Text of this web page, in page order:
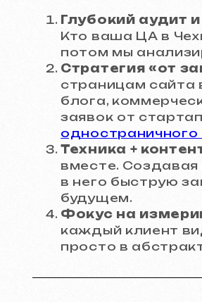
Глубокий аудит
Кто ваша ЦА в
потом мы
Стратегия «от
страницам сайта
блога,
заявок от
одностраничного
Техника +
вместе. Создавая
в него быструю
будущем.
Фокус на
каждый клиент
просто в
Автор:Валентин
Основатель маркетингового